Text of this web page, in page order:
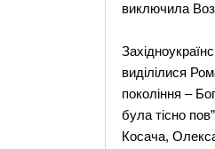
виключила
виділілися
покоління –
була тісно
Косача,